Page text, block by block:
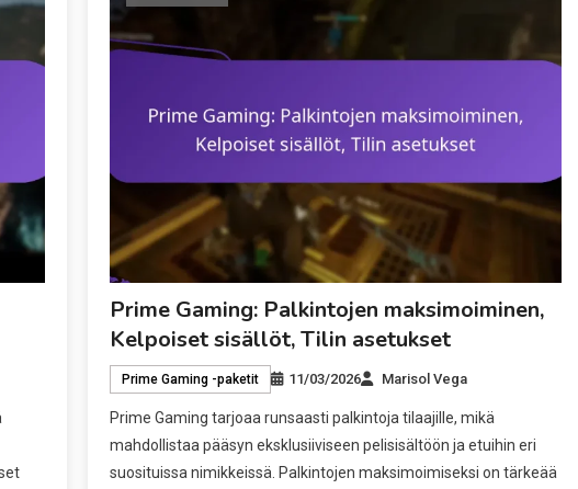
Prime Gaming: Palkintojen maksimoiminen,
Kelpoiset sisällöt, Tilin asetukset
Prime Gaming -paketit 11/03/2026 Marisol Vega
Prime Gaming tarjoaa runsaasti palkintoja tilaajille, mikä
mahdollistaa pääsyn eksklusiiviseen pelisisältöön ja etuihin eri
suosituissa nimikkeissä. Palkintojen maksimoimiseksi on tärkeää